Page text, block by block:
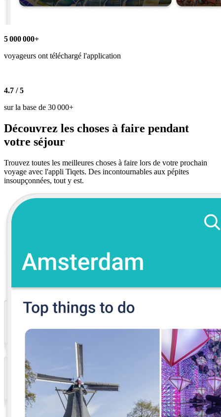
5 000 000+
voyageurs ont téléchargé l'application
4.7 / 5
sur la base de 30 000+
Découvrez les choses à faire pendant
votre séjour
Trouvez toutes les meilleures choses à faire lors de votre prochain
voyage avec l'appli Tiqets. Des incontournables aux pépites
insoupçonnées, tout y est.